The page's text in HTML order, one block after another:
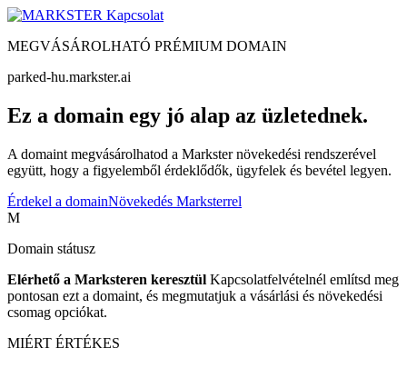
Kapcsolat
MEGVÁSÁROLHATÓ PRÉMIUM DOMAIN
parked-hu.markster.ai
Ez a domain egy jó alap az üzletednek.
A domaint megvásárolhatod a Markster növekedési rendszerével
együtt, hogy a figyelemből érdeklődők, ügyfelek és bevétel legyen.
Érdekel a domainNövekedés Marksterrel
M
Domain státusz
Elérhető a Marksteren keresztül Kapcsolatfelvételnél említsd meg
pontosan ezt a domaint, és megmutatjuk a vásárlási és növekedési
csomag opciókat.
MIÉRT ÉRTÉKES